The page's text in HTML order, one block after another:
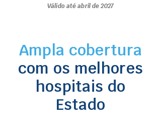
Válido até abril de 2027
Ampla cobertura
com os melhores
hospitais do
Estado